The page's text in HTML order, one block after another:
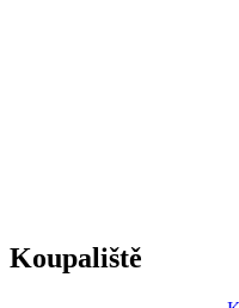
Koupaliště